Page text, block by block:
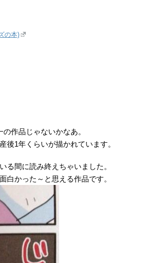
の本)
作品じゃないかなあ。
後1年くらいが描かれています。
間に読み終えちゃいました。
白かった～と思える作品です。